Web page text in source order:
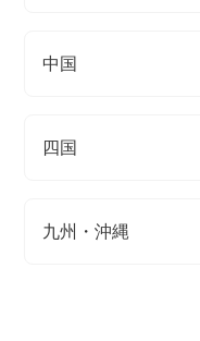
中国
四国
九州・沖縄